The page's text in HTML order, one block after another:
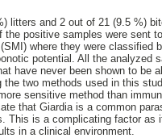
litters and 2 out of 21 (9.5 %)
the positive samples were sent
where they were classified
potential. All the analyzed
have never been shown to be
the two methods used in this
sensitive method than
that Giardia is a common
This is a complicating factor
in a clinical environment.